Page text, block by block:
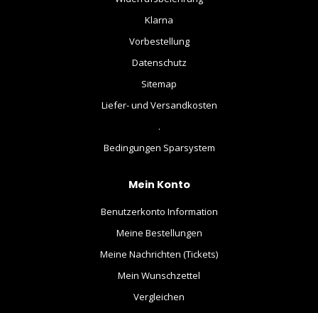
Klarna
Vorbestellung
Datenschutz
Sitemap
Liefer- und Versandkosten
.
Bedingungen Sparsystem
Mein Konto
Benutzerkonto Information
Meine Bestellungen
Meine Nachrichten (Tickets)
Mein Wunschzettel
Vergleichen